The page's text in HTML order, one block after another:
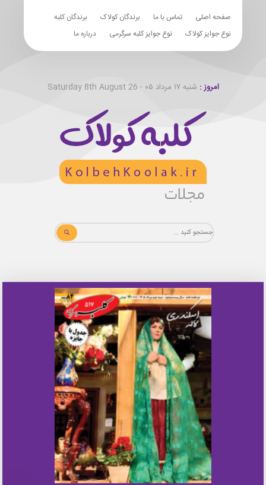
صفحه اصلی تماس با ما برندگان کولاک
برندگان کلبه
نوع جوایز کولاک
نوع جوایز کلبه سرگرمی درباره ما
امروز : شنبه ۱۷ مرداد ۰۵ - Saturday 8th August 26